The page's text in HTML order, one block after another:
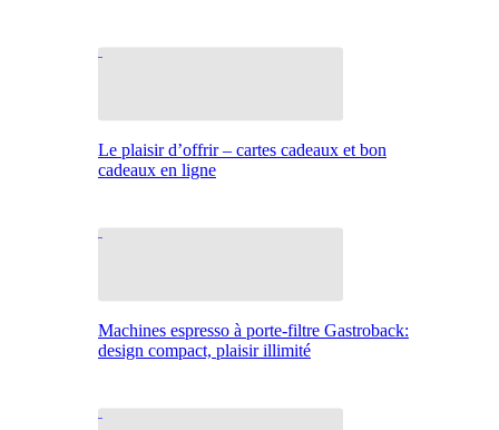
Le plaisir d’offrir – cartes cadeaux et bon
cadeaux en ligne
Machines espresso à porte-filtre Gastroback:
design compact, plaisir illimité